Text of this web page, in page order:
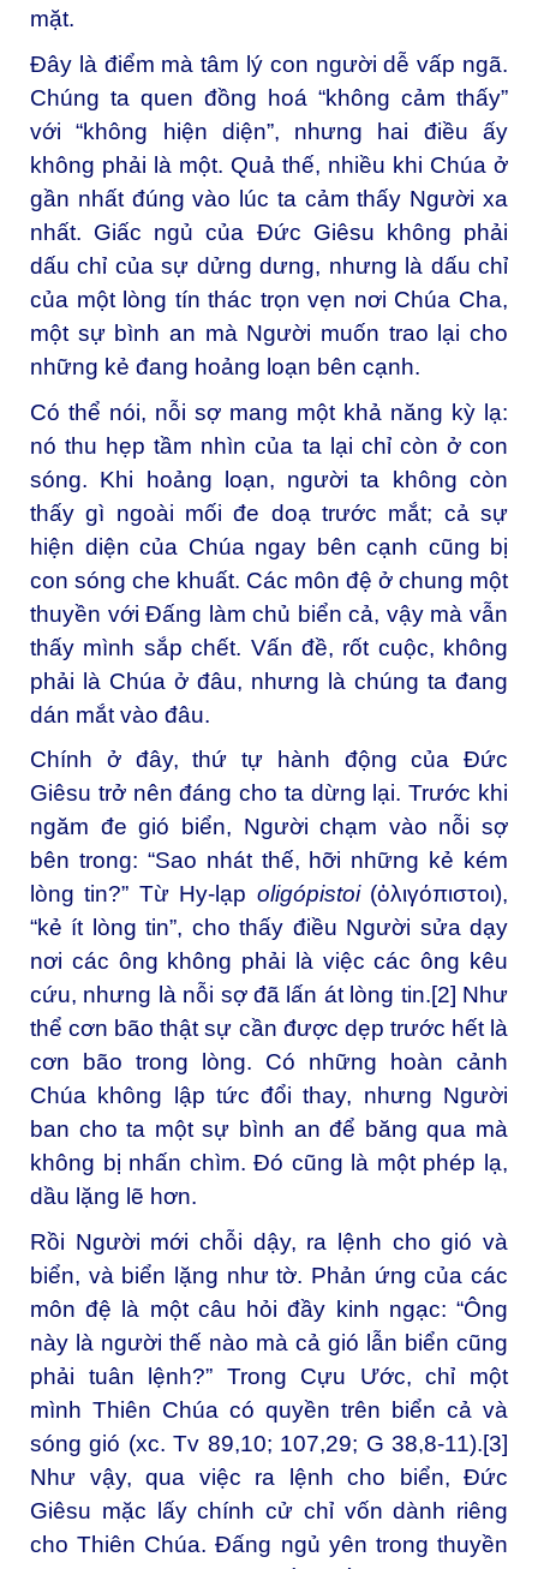
mặt.
Đây là điểm mà tâm lý con người dễ vấp ngã.
Chúng ta quen đồng hoá “không cảm thấy”
với “không hiện diện”, nhưng hai điều ấy
không phải là một. Quả thế, nhiều khi Chúa ở
gần nhất đúng vào lúc ta cảm thấy Người xa
nhất. Giấc ngủ của Đức Giêsu không phải
dấu chỉ của sự dửng dưng, nhưng là dấu chỉ
của một lòng tín thác trọn vẹn nơi Chúa Cha,
một sự bình an mà Người muốn trao lại cho
những kẻ đang hoảng loạn bên cạnh.
Có thể nói, nỗi sợ mang một khả năng kỳ lạ:
nó thu hẹp tầm nhìn của ta lại chỉ còn ở con
sóng. Khi hoảng loạn, người ta không còn
thấy gì ngoài mối đe doạ trước mắt; cả sự
hiện diện của Chúa ngay bên cạnh cũng bị
con sóng che khuất. Các môn đệ ở chung một
thuyền với Đấng làm chủ biển cả, vậy mà vẫn
thấy mình sắp chết. Vấn đề, rốt cuộc, không
phải là Chúa ở đâu, nhưng là chúng ta đang
dán mắt vào đâu.
Chính ở đây, thứ tự hành động của Đức
Giêsu trở nên đáng cho ta dừng lại. Trước khi
ngăm đe gió biển, Người chạm vào nỗi sợ
bên trong: “Sao nhát thế, hỡi những kẻ kém
lòng tin?” Từ Hy-lạp oligópistoi(ὀλιγόπιστοι),
“kẻ ít lòng tin”, cho thấy điều Người sửa dạy
nơi các ông không phải là việc các ông kêu
cứu, nhưng là nỗi sợ đã lấn át lòng tin.[2] Như
thể cơn bão thật sự cần được dẹp trước hết là
cơn bão trong lòng. Có những hoàn cảnh
Chúa không lập tức đổi thay, nhưng Người
ban cho ta một sự bình an để băng qua mà
không bị nhấn chìm. Đó cũng là một phép lạ,
dầu lặng lẽ hơn.
Rồi Người mới chỗi dậy, ra lệnh cho gió và
biển, và biển lặng như tờ. Phản ứng của các
môn đệ là một câu hỏi đầy kinh ngạc: “Ông
này là người thế nào mà cả gió lẫn biển cũng
phải tuân lệnh?” Trong Cựu Ước, chỉ một
mình Thiên Chúa có quyền trên biển cả và
sóng gió (xc. Tv 89,10; 107,29; G 38,8-11).[3]
Như vậy, qua việc ra lệnh cho biển, Đức
Giêsu mặc lấy chính cử chỉ vốn dành riêng
cho Thiên Chúa. Đấng ngủ yên trong thuyền